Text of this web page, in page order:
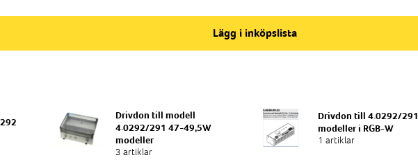
Lägg i inköpslista
Drivdon till modell
4.0292/291 47-49,5W
modeller
3 artiklar
Drivdon till 4.0292/291
modeller i RGB-W
1 artiklar